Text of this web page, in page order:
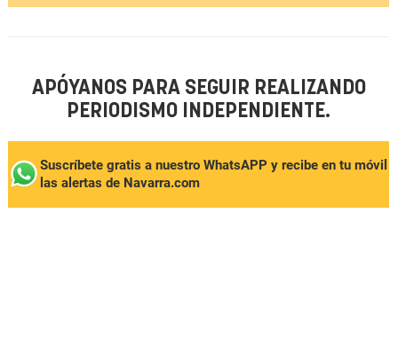
APÓYANOS PARA SEGUIR REALIZANDO
PERIODISMO INDEPENDIENTE.
Suscríbete gratis a nuestro WhatsAPP y recibe en tu móvil
las alertas de Navarra.com